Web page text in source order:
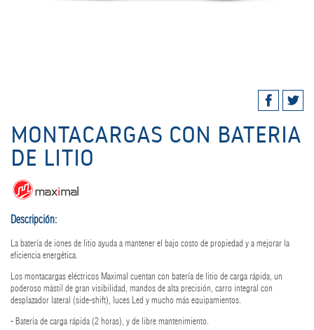
MONTACARGAS CON BATERIA
DE LITIO
Descripción:
La batería de iones de litio ayuda a mantener el bajo costo de propiedad y a mejorar la
eficiencia energética.
Los montacargas eléctricos Maximal cuentan con batería de litio de carga rápida, un
poderoso mástil de gran visibilidad, mandos de alta precisión, carro integral con
desplazador lateral (side-shift), luces Led y mucho más equipamientos.
- Batería de carga rápida (2 horas), y de libre mantenimiento.